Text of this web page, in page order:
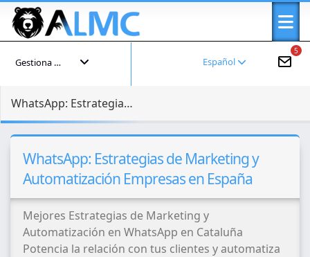
5
Español
Gestiona tu cuenta
WhatsApp: Estrategias de Marketing y Automatización Empresas en España
WhatsApp: Estrategias de Marketing y
Automatización Empresas en España
Mejores Estrategias de Marketing y
Automatización en WhatsApp en Cataluña
Potencia la relación con tus clientes y automatiza